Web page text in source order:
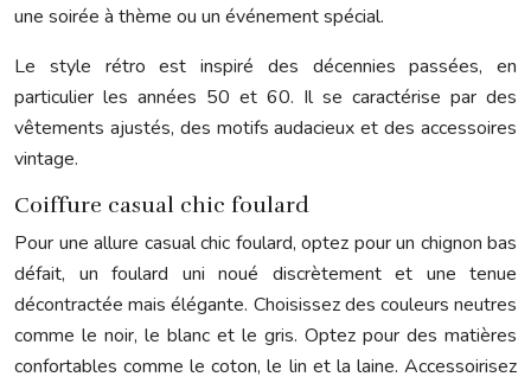
une soirée à thème ou un événement spécial.
Le style rétro est inspiré des décennies passées, en
particulier les années 50 et 60. Il se caractérise par des
vêtements ajustés, des motifs audacieux et des accessoires
vintage.
Coiffure casual chic foulard
Pour une allure casual chic foulard, optez pour un chignon bas
défait, un foulard uni noué discrètement et une tenue
décontractée mais élégante. Choisissez des couleurs neutres
comme le noir, le blanc et le gris. Optez pour des matières
confortables comme le coton, le lin et la laine. Accessoirisez